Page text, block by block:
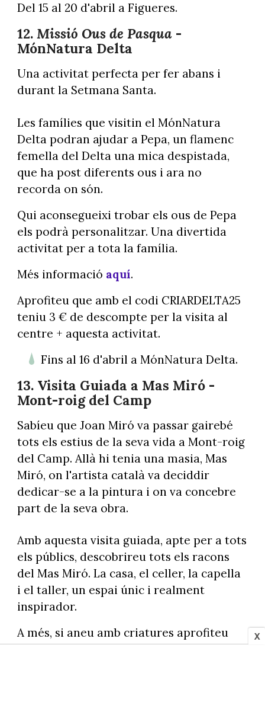
X
Del 15 al 20 d'abril a Figueres.
12. Missió Ous de Pasqua-
MónNatura Delta
Una activitat perfecta per fer abans i
durant la Setmana Santa.
Les famílies que visitin el MónNatura
Delta podran ajudar a Pepa, un flamenc
femella del Delta una mica despistada,
que ha post diferents ous i ara no
recorda on són.
Qui aconsegueixi trobar els ous de Pepa
els podrà personalitzar. Una divertida
activitat per a tota la família.
Més informació aquí.
Aprofiteu que amb el codi CRIARDELTA25
teniu 3 € de descompte per la visita al
centre + aquesta activitat.
Fins al 16 d'abril a MónNatura Delta.
13. Visita Guiada a Mas Miró -
Mont-roig del Camp
Sabíeu que Joan Miró va passar gairebé
tots els estius de la seva vida a Mont-roig
del Camp. Allà hi tenia una masia, Mas
Miró, on l'artista català va deciddir
dedicar-se a la pintura i on va concebre
part de la seva obra.
Amb aquesta visita guiada, apte per a tots
els públics, descobrireu tots els racons
del Mas Miró. La casa, el celler, la capella
i el taller, un espai únic i realment
inspirador.
A més, si aneu amb criatures aprofiteu